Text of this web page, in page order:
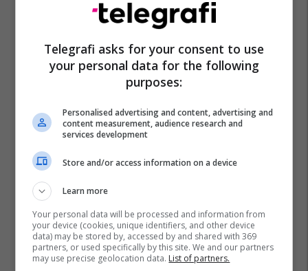
Telegrafi asks for your consent to use
your personal data for the following
purposes:
Personalised advertising and content, advertising and
content measurement, audience research and
services development
Store and/or access information on a device
Learn more
Your personal data will be processed and information from
your device (cookies, unique identifiers, and other device
data) may be stored by, accessed by and shared with 369
partners, or used specifically by this site. We and our partners
may use precise geolocation data. List of partners.